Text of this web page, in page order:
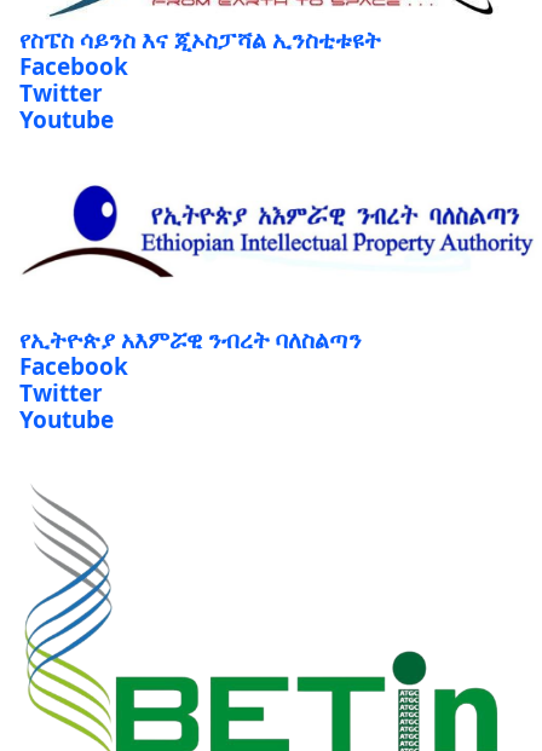
የስፔስ ሳይንስ እና ጂኦስፓሻል ኢንስቲቱዩት
Facebook
Twitter
Youtube
የኢትዮጵያ አእምሯዊ ንብረት ባለስልጣን
Facebook
Twitter
Youtube